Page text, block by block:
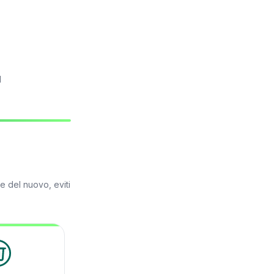
del nuovo, eviti